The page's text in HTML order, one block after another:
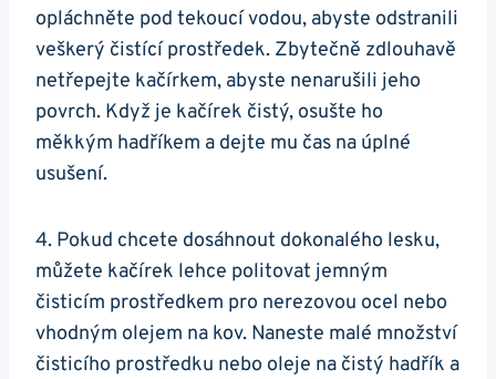
opláchněte⁢ pod tekoucí vodou,‍ abyste odstranili
veškerý čistící prostředek. ‍Zbytečně zdlouhavě
netřepejte kačírkem, abyste nenarušili jeho⁢
povrch. Když je kačírek​ čistý, osušte ho
měkkým hadříkem ⁤a dejte mu čas na​ úplné
usušení.
4. Pokud chcete dosáhnout dokonalého ​lesku,
můžete kačírek ‌lehce politovat jemným
čisticím ⁢prostředkem pro nerezovou ocel​ nebo
vhodným olejem ⁣na kov. Naneste ⁣malé množství​
čisticího prostředku ⁤nebo oleje na čistý hadřík a